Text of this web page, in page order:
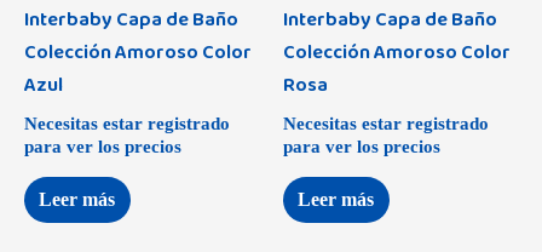
Interbaby Capa de Baño
Colección Amoroso Color
Azul
Necesitas estar registrado
para ver los precios
Leer más
Interbaby Capa de Baño
Colección Amoroso Color
Rosa
Necesitas estar registrado
para ver los precios
Leer más